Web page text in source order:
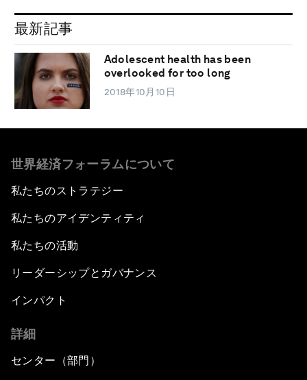
最新記事
Adolescent health has been
overlooked for too long
2018年10月10日
世界経済フォーラムについて
私たちのストラテジー
私たちのアイデンティティ
私たちの活動
リーダーシップとガバナンス
インパクト
詳細
センター（部門）